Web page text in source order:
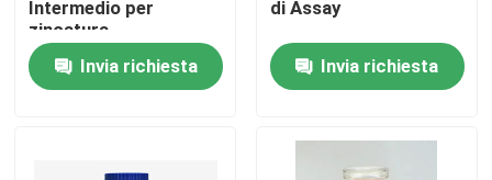
Casa.
Intermedio per
zincatura
Invia richiesta
di Assay
Invia richiesta